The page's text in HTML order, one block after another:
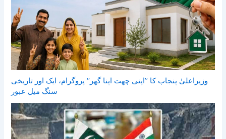
وزیراعلیٰ پنجاب کا ’’اپنی چھت اپنا گھر‘‘ پروگرام، ایک اور تاریخی
سنگ میل عبور